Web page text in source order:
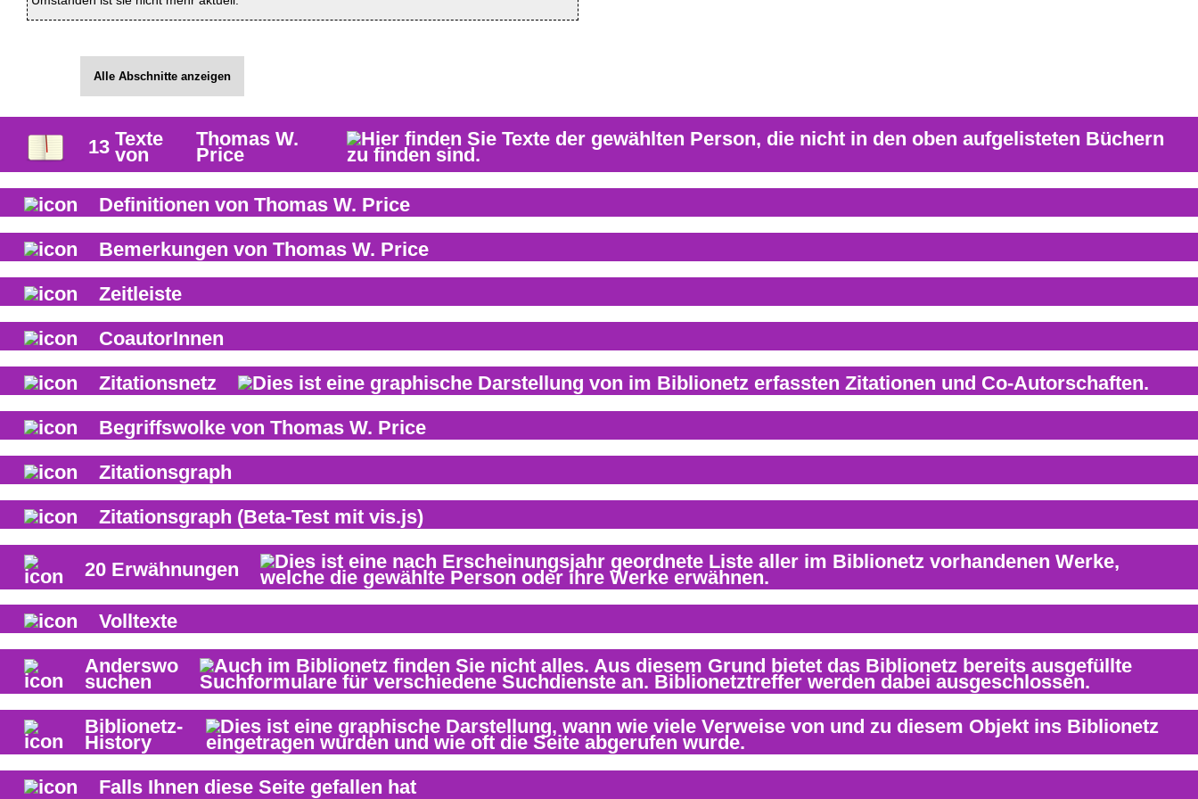
Alle Abschnitte anzeigen
13 Texte
von
Thomas W.
Price
Definitionen von Thomas W. Price
Bemerkungen von Thomas W. Price
Zeitleiste
CoautorInnen
Zitationsnetz
Begriffswolke von Thomas W. Price
Zitationsgraph
Zitationsgraph (Beta-Test mit vis.js)
20 Erwähnungen
Volltexte
Anderswo
suchen
Biblionetz-
History
Falls Ihnen diese Seite gefallen hat